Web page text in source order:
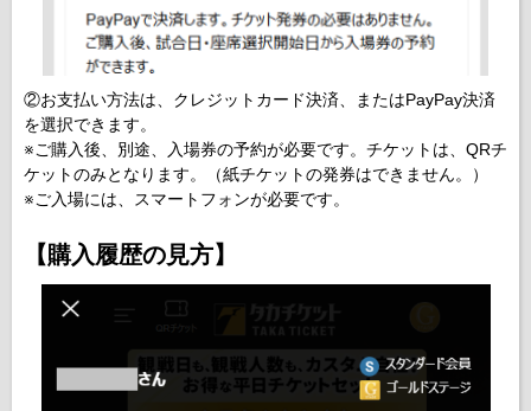
②お支払い方法は、クレジットカード決済、またはPayPay決済
を選択できます。
※ご購入後、別途、入場券の予約が必要です。チケットは、QRチ
ケットのみとなります。（紙チケットの発券はできません。）
※ご入場には、スマートフォンが必要です。
【購入履歴の見方】